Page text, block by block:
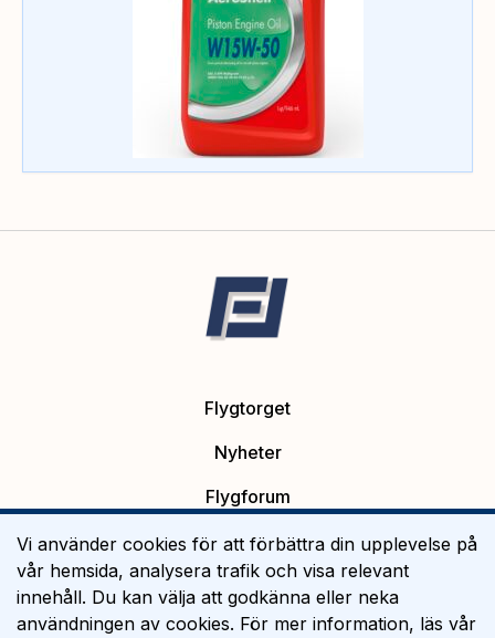
Flygtorget
Nyheter
Flygforum
Platsannonser
Flygutbildning
Om Flygtorget
Vi använder cookies för att förbättra din upplevelse på
vår hemsida, analysera trafik och visa relevant
innehåll. Du kan välja att godkänna eller neka
användningen av cookies. För mer information, läs vår